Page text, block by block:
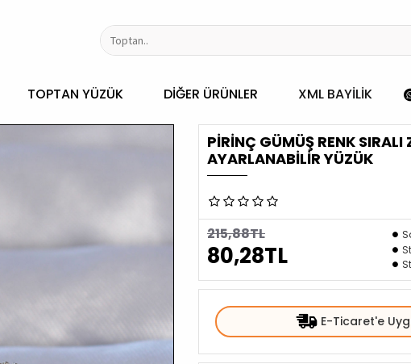
TOPTAN YÜZÜK DIĞER ÜRÜNLER XML BAYILIK
PIRINÇ GÜMÜŞ RENK SIRALI
AYARLANABILIR YÜZÜK
80,28TL
215,88TL
E-Ticaret'e